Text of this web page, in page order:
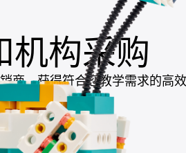
机构采购
商，获得符合您教学需求的高
力提升教学成果。
系本地经销商